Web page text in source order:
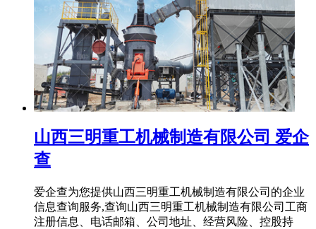
山西三明重工机械制造有限公司 爱企
查
爱企查为您提供山西三明重工机械制造有限公司的企业
信息查询服务,查询山西三明重工机械制造有限公司工商
注册信息、电话邮箱、公司地址、经营风险、控股持